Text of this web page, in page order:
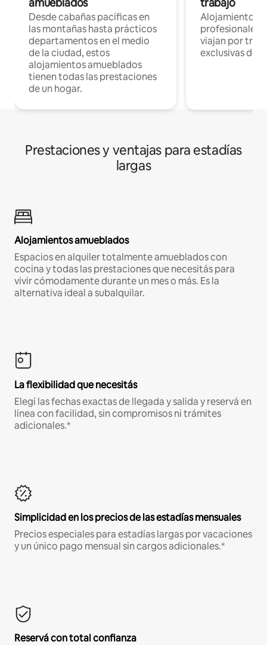
Desde cabañas pacíficas en
las montañas hasta prácticos
departamentos en el medio
de la ciudad, estos
alojamientos amueblados
tienen todas las prestaciones
de un hogar.
Alojamientos
profesionales
viajan por
exclusivas de
Prestaciones y ventajas para estadías
largas
Alojamientos amueblados
Espacios en alquiler totalmente amueblados con
cocina y todas las prestaciones que necesitás para
vivir cómodamente durante un mes o más. Es la
alternativa ideal a subalquilar.
La flexibilidad que necesitás
Elegí las fechas exactas de llegada y salida y reservá en
línea con facilidad, sin compromisos ni trámites
adicionales.*
Simplicidad en los precios de las estadías mensuales
Precios especiales para estadías largas por vacaciones
y un único pago mensual sin cargos adicionales.*
Reservá con total confianza